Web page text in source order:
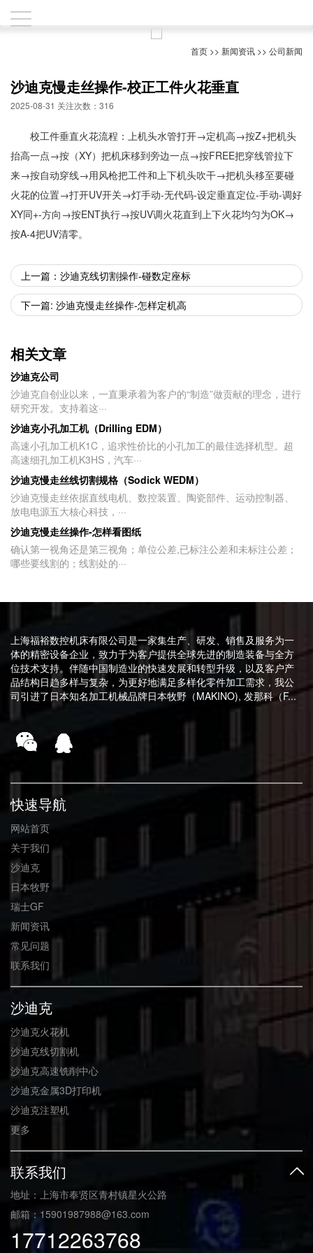
首页 >> 新闻资讯 >> 公司新闻
沙迪克慢走丝操作-校正工件火花垂直
2025-08-31 关注次数：316
校工件垂直火花流程：上机头水管打开→定机高→按Z+把机头
抬高一点→按（XY）把机床移到旁边一点→按FREE把穿线管拉下
来→按自动穿线→用风枪把工件和上下机头吹干→把机头移至要碰
火花的位置→打开UV开关→灯手动-无代码-设定垂直定位-手动-调好
XY同+-方向→按ENT执行→按UV调火花直到上下火花均匀为OK→
按A-4把UV清零。
上一篇：沙迪克线切割操作-碰数定座标
下一篇: 沙迪克慢走丝操作-怎样定机高
相关文章
沙迪克公司
沙迪克自创业以来，一直秉承着为客户的“制造”做贡献的理念，进行
研究开发。支持着这···
沙迪克小孔加工机（Drilling EDM）
高速小孔加工机K1C，追求性价比的小孔加工的最佳选择机型。超
高速细孔加工机K3HS，汽车···
沙迪克慢走丝线切割规格（Sodick WEDM）
沙迪克慢走丝依据直线电机、数控装置、陶瓷部件、运动控制器、
放电电源五大核心科技，···
沙迪克慢走丝操作-怎样看图纸
确认第一视角还是第三视角；单位公差,已标注公差和未标注公差；
哪些要线割的；线割处的···
上海福裕数控机床有限公司是一家集生产、研发、销售及服务为一
体的精密设备企业，致力于为客户提供全球先进的制造装备与全方
位技术支持。伴随中国制造业的快速发展和转型升级，以及客户产
品结构日趋多样与复杂，为更好地满足多样化零件加工需求，我公
司引进了日本知名加工机械品牌日本牧野（MAKINO), 发那科（F...
快速导航
网站首页
关于我们
沙迪克
日本牧野
瑞士GF
新闻资讯
常见问题
联系我们
沙迪克
沙迪克火花机
沙迪克线切割机
沙迪克高速铣削中心
沙迪克金属3D打印机
沙迪克注塑机
更多
联系我们
地址：上海市奉贤区青村镇星火公路
邮箱：15901987988@163.com
17712263768